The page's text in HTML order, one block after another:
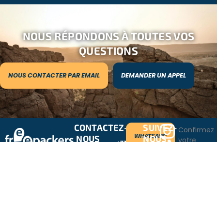
NOUS RÉPONDONS À TOUTES VOS
QUESTIONS
NOUS CONTACTER PAR EMAIL DEMANDER UN APPEL
CONTACTEZ-
NOUS
+33
WHATSAPP
SUIVEZ-
NOUS
Confirmez
votre